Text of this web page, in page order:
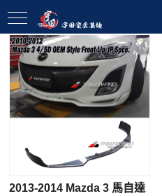
2013-2014 Mazda 3 馬自達